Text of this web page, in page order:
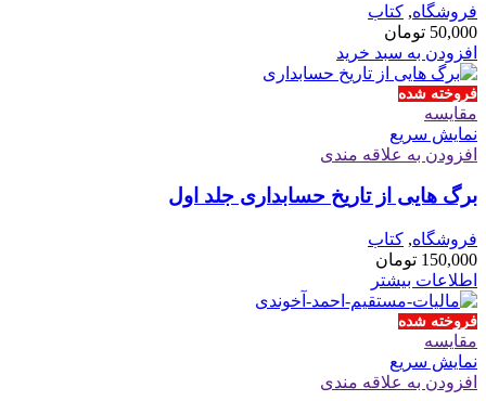
فروشگاه, کتاب
50,000 تومان
افزودن به سبد خرید
فروخته شده
مقايسه
نمایش سریع
افزودن به علاقه مندی
برگ هایی از تاریخ حسابداری جلد اول
فروشگاه, کتاب
150,000 تومان
اطلاعات بیشتر
فروخته شده
مقايسه
نمایش سریع
افزودن به علاقه مندی